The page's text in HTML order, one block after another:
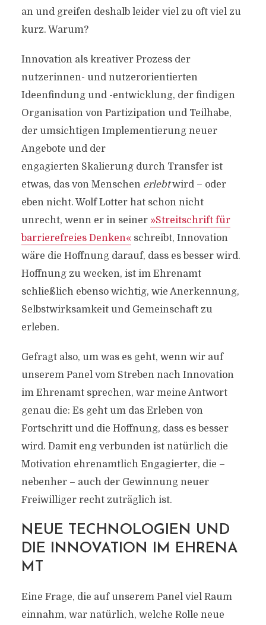
an und greifen deshalb leider viel zu oft viel zu
kurz. Warum?
Innovation als kreativer Prozess der
nutzerinnen- und nutzerorientierten
Ideenfindung und -entwicklung, der findigen
Organisation von Partizipation und Teilhabe,
der umsichtigen Implementierung neuer
Angebote und der
engagierten Skalierung durch Transfer ist
etwas, das von Menschen erlebtwird – oder
eben nicht. Wolf Lotter hat schon nicht
unrecht, wenn er in seiner »Streitschrift für
barrierefreies Denken« schreibt, Innovation
wäre die Hoffnung darauf, dass es besser wird.
Hoffnung zu wecken, ist im Ehrenamt
schließlich ebenso wichtig, wie Anerkennung,
Selbstwirksamkeit und Gemeinschaft zu
erleben.
Gefragt also, um was es geht, wenn wir auf
unserem Panel vom Streben nach Innovation
im Ehrenamt sprechen, war meine Antwort
genau die: Es geht um das Erleben von
Fortschritt und die Hoffnung, dass es besser
wird. Damit eng verbunden ist natürlich die
Motivation ehrenamtlich Engagierter, die –
nebenher – auch der Gewinnung neuer
Freiwilliger recht zuträglich ist.
NEUE TECHNOLOGIEN UND
DIE INNOVATION IM EHRENA
MT
Eine Frage, die auf unserem Panel viel Raum
einnahm, war natürlich, welche Rolle neue